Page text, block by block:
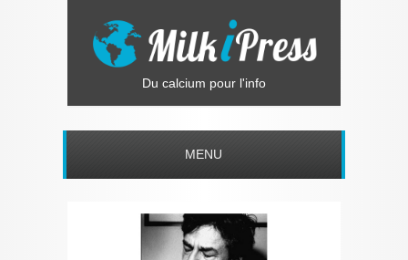
Du calcium pour l'info
MENU